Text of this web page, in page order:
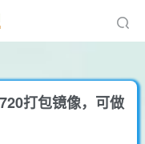
打包镜像，可做